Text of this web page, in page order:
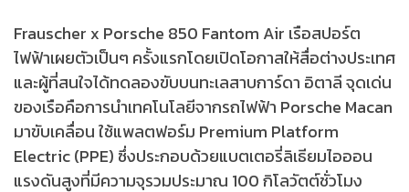
Frauscher x Porsche 850 Fantom Air เรือสปอร์ต
ไฟฟ้าเผยตัวเป็นๆ ครั้งแรกโดยเปิดโอกาสให้สื่อต่างประเทศ
และผู้ที่สนใจได้ทดลองขับบนทะเลสาบการ์ดา อิตาลี จุดเด่น
ของเรือคือการนำเทคโนโลยีจากรถไฟฟ้า Porsche Macan
มาขับเคลื่อน ใช้แพลตฟอร์ม Premium Platform
Electric (PPE) ซึ่งประกอบด้วยแบตเตอรี่ลิเธียมไอออน
แรงดันสูงที่มีความจุรวมประมาณ 100 กิโลวัตต์ชั่วโมง